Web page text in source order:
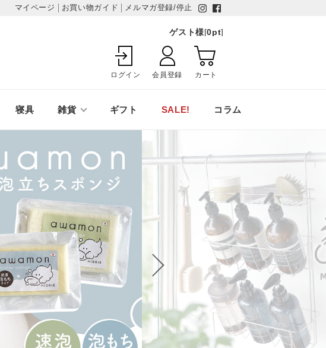
マイページ お買い物ガイド メルマガ登録/停止
ゲスト様[0pt]
ログイン 会員登録 カート
寝具 雑貨 ギフト SALE! コラム